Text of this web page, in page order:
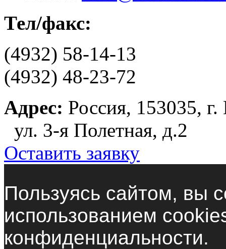
Тел/факс:
(4932) 58-14-13
(4932) 48-23-72
Адрес: Россия, 153035,
ул. 3-я Полетная, д.2
Оставить заявку
Пользуясь сайтом, вы
использованием
конфиденциальности.